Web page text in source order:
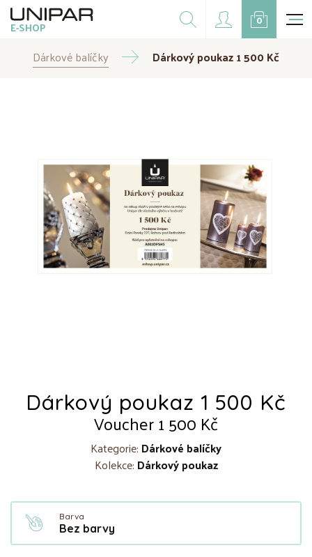
E-SHOP
Dárkové balíčky
Doplňky
Kampaně
CZK EUR
0
Dárkové balíčky Dárkový poukaz 1 500 Kč
Dárkový poukaz 1 500 Kč
Voucher 1 500 Kč
Kategorie: Dárkové balíčky
Kolekce: Dárkový poukaz
Barva
Bez barvy